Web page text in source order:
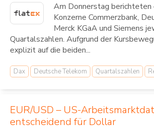
Am Donnerstag berichteten
Konzerne Commerzbank,
Merck KGaA und Siemens
Quartalszahlen. Aufgrund der
explizit auf die beiden...
Dax Deutsche Telekom Quartalszahlen
EUR/USD – US-
entscheidend für Dollar